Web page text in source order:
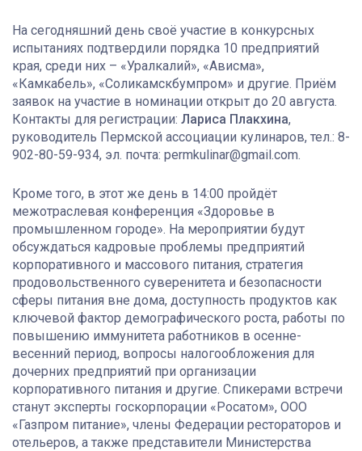
На сегодняшний день своё участие в конкурсных
испытаниях подтвердили порядка 10 предприятий
края, среди них – «Уралкалий», «Ависма»,
«Камкабель», «Соликамскбумпром» и другие. Приём
заявок на участие в номинации открыт до 20 августа.
Контакты для регистрации: Лариса Плакхина,
руководитель Пермской ассоциации кулинаров, тел.: 8-
902-80-59-934, эл. почта: permkulinar@gmail.com.
Кроме того, в этот же день в 14:00 пройдёт
межотраслевая конференция «Здоровье в
промышленном городе». На мероприятии будут
обсуждаться кадровые проблемы предприятий
корпоративного и массового питания, стратегия
продовольственного суверенитета и безопасности
сферы питания вне дома, доступность продуктов как
ключевой фактор демографического роста, работы по
повышению иммунитета работников в осенне-
весенний период, вопросы налогообложения для
дочерних предприятий при организации
корпоративного питания и другие. Спикерами встречи
станут эксперты госкорпорации «Росатом», ООО
«Газпром питание», члены Федерации рестораторов и
отельеров, а также представители Министерства